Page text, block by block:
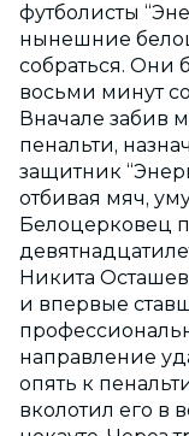
футболисты
нынешние
собраться. Они
восьми минут
Вначале забив
пенальти,
защитник
отбивая мяч,
Белоцерковец
Никита
и впервые
направление
опять к
вколотил его в